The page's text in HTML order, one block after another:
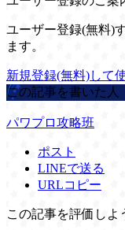
ユーザー登録(無料)
ます。
新規登録(無料)して
この記事を書いた人
パワプロ攻略班
ポスト
LINEで送る
URLコピー
この記事を評価しよ